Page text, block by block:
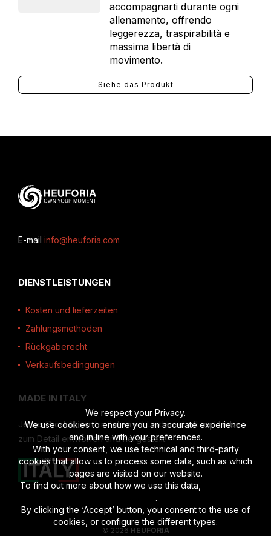
accompagnarti durante ogni
allenamento, offrendo
leggerezza, traspirabilità e
massima libertà di
movimento.
Siehe das Produkt
E-mail info@heuforia.com
DIENSTLEISTUNGEN
Kosten und lieferzeiten
Zahlungsmethoden
Rückgaberecht
Verkaufsbedingungen
MADE IN ITALY
Jedes Produkt wird in Italien mit Leidenschaft und Liebe
zum Detail entworfen und hergestellt.
© 2026 HEUFORIA
We respect your Privacy.
We use cookies to ensure you an accurate experience
and in line with your preferences.
With your consent, we use technical and third-party
cookies that allow us to process some data, such as which
pages are visited on our website.
To find out more about how we use this data,
.
By clicking the ‘Accept’ button, you consent to the use of
cookies, or configure the different types.